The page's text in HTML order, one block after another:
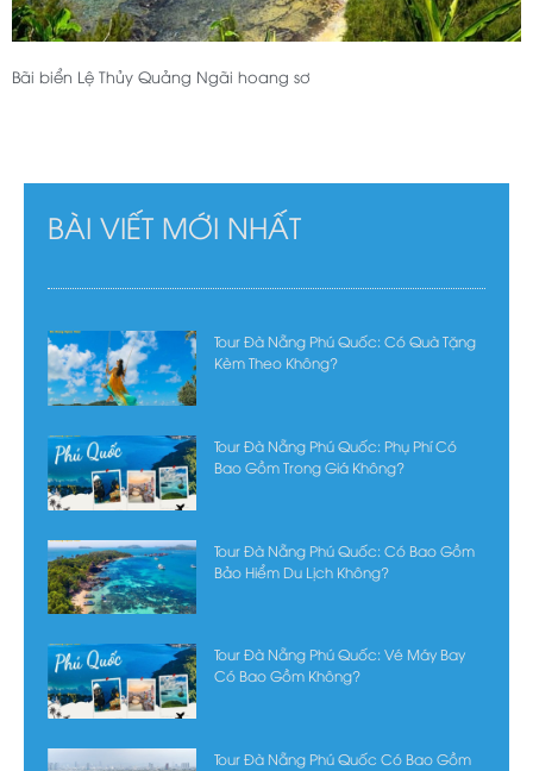
Bãi biển Lệ Thủy Quảng Ngãi hoang sơ
BÀI VIẾT MỚI NHẤT
Tour Đà Nẵng Phú Quốc: Có Quà Tặng
Kèm Theo Không?
Tour Đà Nẵng Phú Quốc: Phụ Phí Có
Bao Gồm Trong Giá Không?
Tour Đà Nẵng Phú Quốc: Có Bao Gồm
Bảo Hiểm Du Lịch Không?
Tour Đà Nẵng Phú Quốc: Vé Máy Bay
Có Bao Gồm Không?
Tour Đà Nẵng Phú Quốc Có Bao Gồm